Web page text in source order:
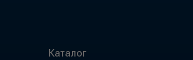
Каталог